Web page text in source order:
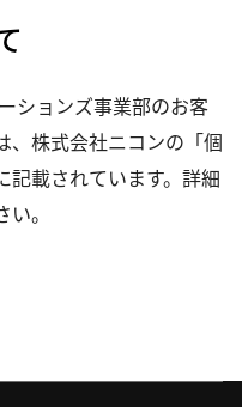
ションズ事業部のお客
、株式会社ニコンの「個
記載されています。詳細
。